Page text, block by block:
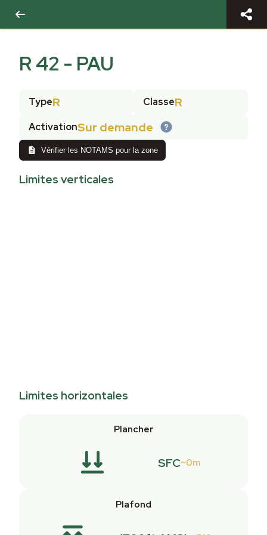
R 42 - PAU
TypeR ClasseR
ActivationSur demande
Vérifier les NOTAMS pour la zone
Limites verticales
Limites horizontales
Plancher
SFC 0m
Plafond